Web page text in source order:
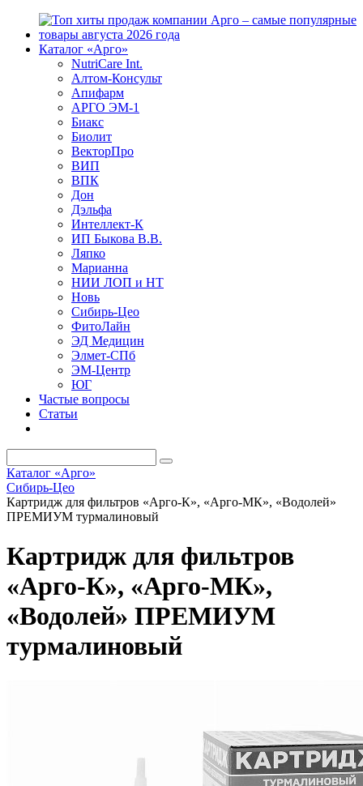
Каталог «Арго»
NutriCare Int.
Алтом-Консульт
Апифарм
АРГО ЭМ-1
Биакс
Биолит
ВекторПро
ВИП
ВПК
Дон
Дэльфа
Интеллект-К
ИП Быкова В.В.
Ляпко
Марианна
НИИ ЛОП и НТ
Новь
Сибирь-Цео
ФитоЛайн
ЭД Медицин
Элмет-СПб
ЭМ-Центр
ЮГ
Частые вопросы
Статьи
Каталог «Арго»
Сибирь-Цео
Картридж для фильтров «Арго-К», «Арго-МК», «Водолей»
ПРЕМИУМ турмалиновый
Картридж для фильтров
«Арго-К», «Арго-МК»,
«Водолей» ПРЕМИУМ
турмалиновый